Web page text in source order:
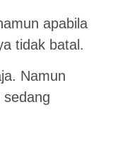
apabila
tidak batal.
Namun